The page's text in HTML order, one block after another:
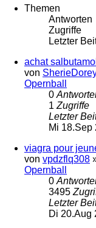
Themen
Antworten
Zugriffe
Letzter
achat
von
Opernball
0
1 Zugriffe
Letzter
Mi 18.Sep
viagra pour
von vpdzflq308
Opernball
0
3495
Letzter
Di 20.Aug